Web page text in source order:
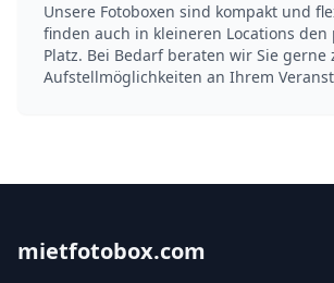
Unsere Fotoboxen sind kompakt und
finden auch in kleineren Locations den
Platz. Bei Bedarf beraten wir Sie gerne
Aufstellmöglichkeiten an Ihrem
mietfotobox.com